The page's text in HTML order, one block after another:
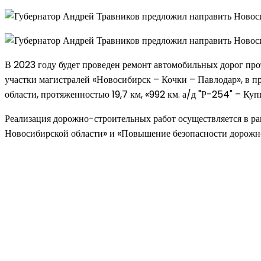
В 2023 году будет проведен ремонт автомобильных дорог
участки магистралей «Новосибирск – Кочки – Павлодар»,
области, протяженностью 19,7 км, «992 км. а/д "Р-254" –
Реализация дорожно-строительных работ осуществляется в
Новосибирской области» и «Повышение безопасности